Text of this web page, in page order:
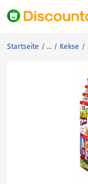
Startseite Kekse